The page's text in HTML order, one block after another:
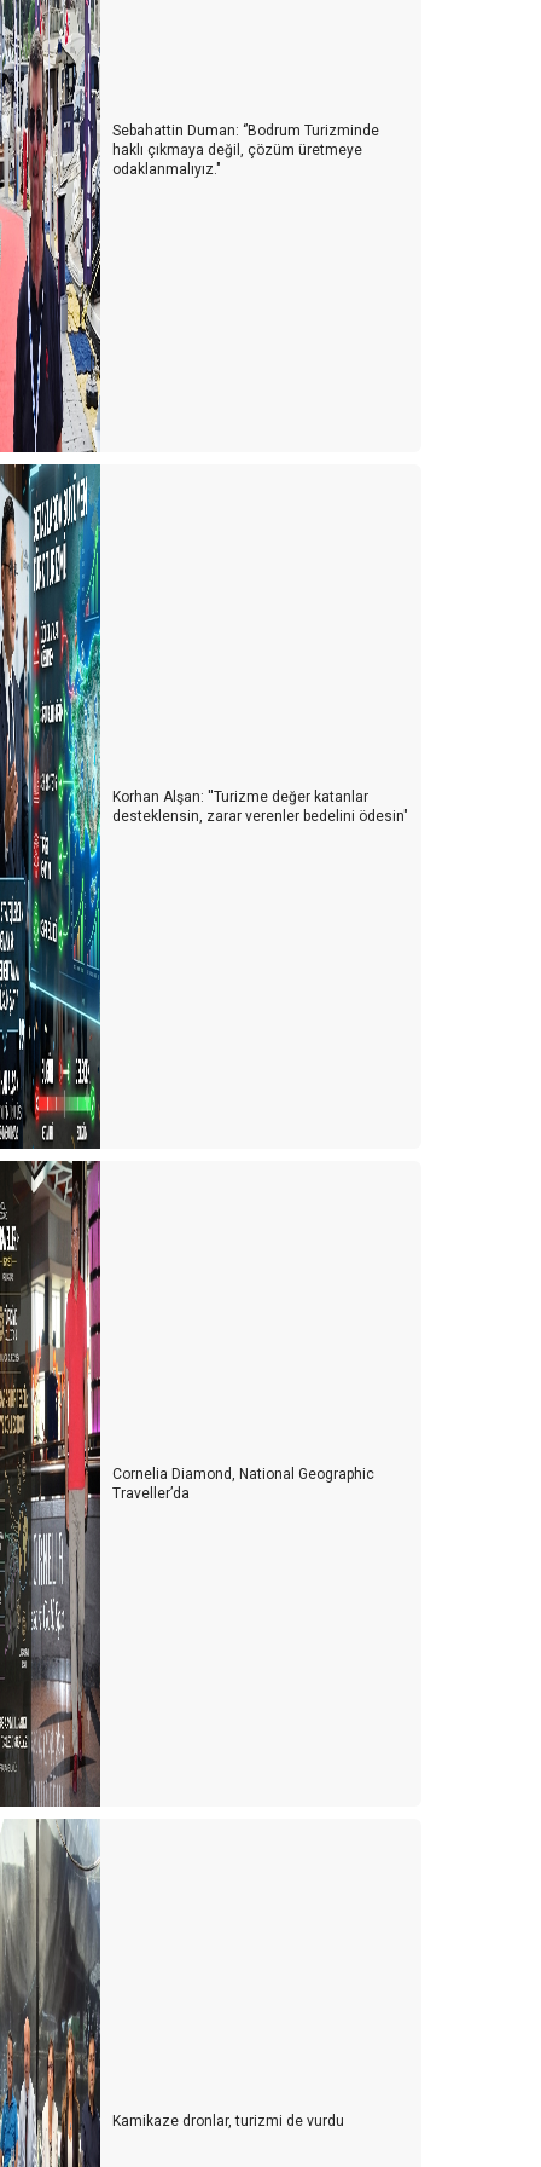
vergisi… Konaklama vergisi…
geçen bir sezonun ardından mutlu son…
değişikliği : ‘’ Online’ci’’ yerine ‘’dinamik paketleyici
anılmak istiyoruz…
sezonunda Turizmde uğraştığımız olaylara
Turizmini düşünen yok…
da gördük. Şimdi ne olacak ?
gerçekleri görmenin zamanı geldi….
yolun yarısıdır
üzerine bir sepet dolusu düşünce …..
reçetesi nasıl olmalı?
Sebahattin Duman: ‘’Bodrum Turizminde
haklı çıkmaya değil, çözüm üretmeye
odaklanmalıyız."
Korhan Alşan: ''Turizme değer katanlar
desteklensin, zarar verenler bedelini ödesin"
Cornelia Diamond, National Geographic
Traveller’da
Kamikaze dronlar, turizmi de vurdu